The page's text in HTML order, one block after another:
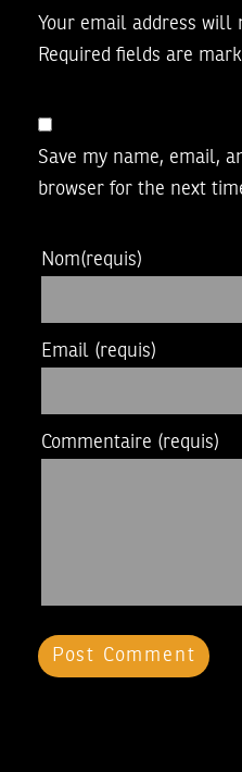
Your email address will
Required fields are
Save my name, email,
browser for the next
Nom(requis)
Email (requis)
Commentaire (requis)